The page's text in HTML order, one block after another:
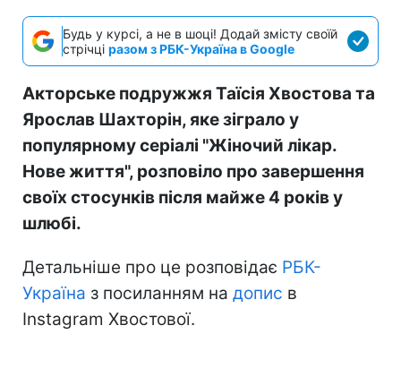
Будь у курсі, а не в шоці! Додай змісту своїй
стрічці разом з РБК-Україна в Google
Акторське подружжя Таїсія Хвостова та
Ярослав Шахторін, яке зіграло у
популярному серіалі "Жіночий лікар.
Нове життя", розповіло про завершення
своїх стосунків після майже 4 років у
шлюбі.
Детальніше про це розповідає РБК-
Україна з посиланням на допис в
Instagram Хвостової.